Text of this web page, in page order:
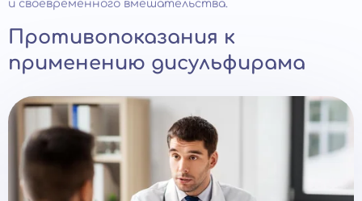
и своевременного вмешательства.
Противопоказания к
применению дисульфирама